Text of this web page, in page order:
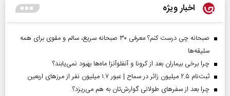
اخبار ویژه
صبحانه چی درست کنم؟ معرفی ۳۰ صبحانه سریع، سالم و مقوی برای همه
سلیقه‌ها
چرا برخی بیماران بعد از کرونا و آنفلوآنزا ماه‌ها بهبود نمی‌یابند؟
ثبت‌نام ۲.۵ میلیون زائر در سماح | عبور ۱.۷ میلیون نفر از مرز‌های اربعین
چرا بعد از سفرهای طولانی گوارش‌تان به هم می‌ریزد؟